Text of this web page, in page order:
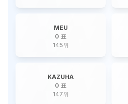
MEU
0 표
145위
KAZUHA
0 표
147위